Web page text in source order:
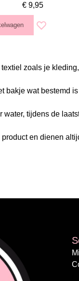
€ 9,95
Voeg toe
zoals je
bakje wat bestemd
water, tijdens de
en dienen